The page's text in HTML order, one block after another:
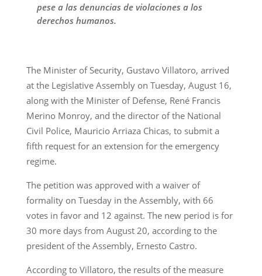
pese a las denuncias de violaciones a los
derechos humanos.
The Minister of Security, Gustavo Villatoro, arrived
at the Legislative Assembly on Tuesday, August 16,
along with the Minister of Defense, René Francis
Merino Monroy, and the director of the National
Civil Police, Mauricio Arriaza Chicas, to submit a
fifth request for an extension for the emergency
regime.
The petition was approved with a waiver of
formality on Tuesday in the Assembly, with 66
votes in favor and 12 against. The new period is for
30 more days from August 20, according to the
president of the Assembly, Ernesto Castro.
According to Villatoro, the results of the measure